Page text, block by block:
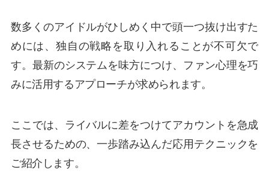
数多くのアイドルがひしめく中で頭一つ抜け出すた
めには、独自の戦略を取り入れることが不可欠で
す。最新のシステムを味方につけ、ファン心理を巧
みに活用するアプローチが求められます。
ここでは、ライバルに差をつけてアカウントを急成
長させるための、一歩踏み込んだ応用テクニックを
ご紹介します。